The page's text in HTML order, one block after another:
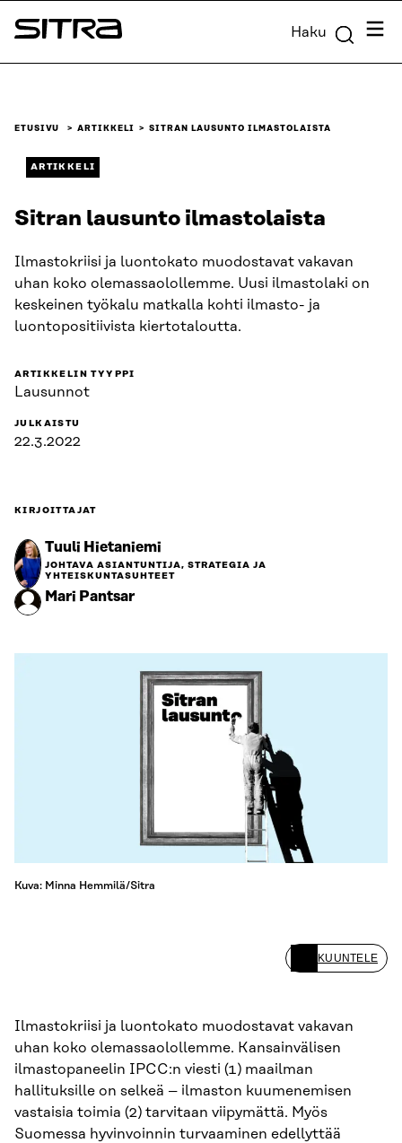
Siirry
suoraan
Sitra Haku
ETUSIVU ARTIKKELI SITRAN LAUSUNTO ILMASTOLAISTA
ARTIKKELI
Sitran lausunto ilmastolaista
Ilmastokriisi ja luontokato muodostavat vakavan
uhan koko olemassaolollemme. Uusi ilmastolaki on
keskeinen työkalu matkalla kohti ilmasto- ja
luontopositiivista kiertotaloutta.
ARTIKKELIN TYYPPI
Lausunnot
JULKAISTU
22.3.2022
KIRJOITTAJAT
Tuuli Hietaniemi
JOHTAVA ASIANTUNTIJA, STRATEGIA JA
YHTEISKUNTASUHTEET
Mari Pantsar
Kuva: Minna Hemmilä/Sitra
KUUNTELE
Ilmastokriisi ja luontokato muodostavat vakavan
uhan koko olemassaolollemme. Kansainvälisen
ilmastopaneelin IPCC:n viesti (1) maailman
hallituksille on selkeä – ilmaston kuumenemisen
vastaisia toimia (2) tarvitaan viipymättä. Myös
Suomessa hyvinvoinnin turvaaminen edellyttää